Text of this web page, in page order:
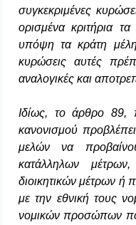
συγκεκριμένες
ορισμένα κριτήρια
υπόψη τα κράτη
κυρώσεις αυτές
αναλογικές και
Ιδίως, το άρθρο
κανονισμού
μελών να
κατάλληλων
διοικητικών μέτρων ή
με την εθνική τους
νομικών προσώπων